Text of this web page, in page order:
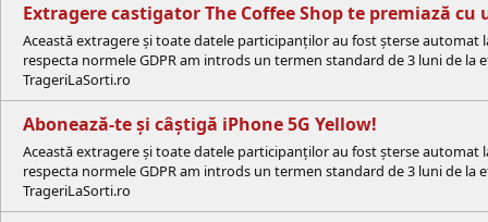
Extragere castigator The Coffee Shop te premiază cu
Această extragere și toate datele participanților au fost șterse
respecta normele GDPR am introds un termen standard de 3 luni de
TrageriLaSorti.ro
Abonează-te și câștigă iPhone 5G Yellow!
Această extragere și toate datele participanților au fost șterse
respecta normele GDPR am introds un termen standard de 3 luni de
TrageriLaSorti.ro